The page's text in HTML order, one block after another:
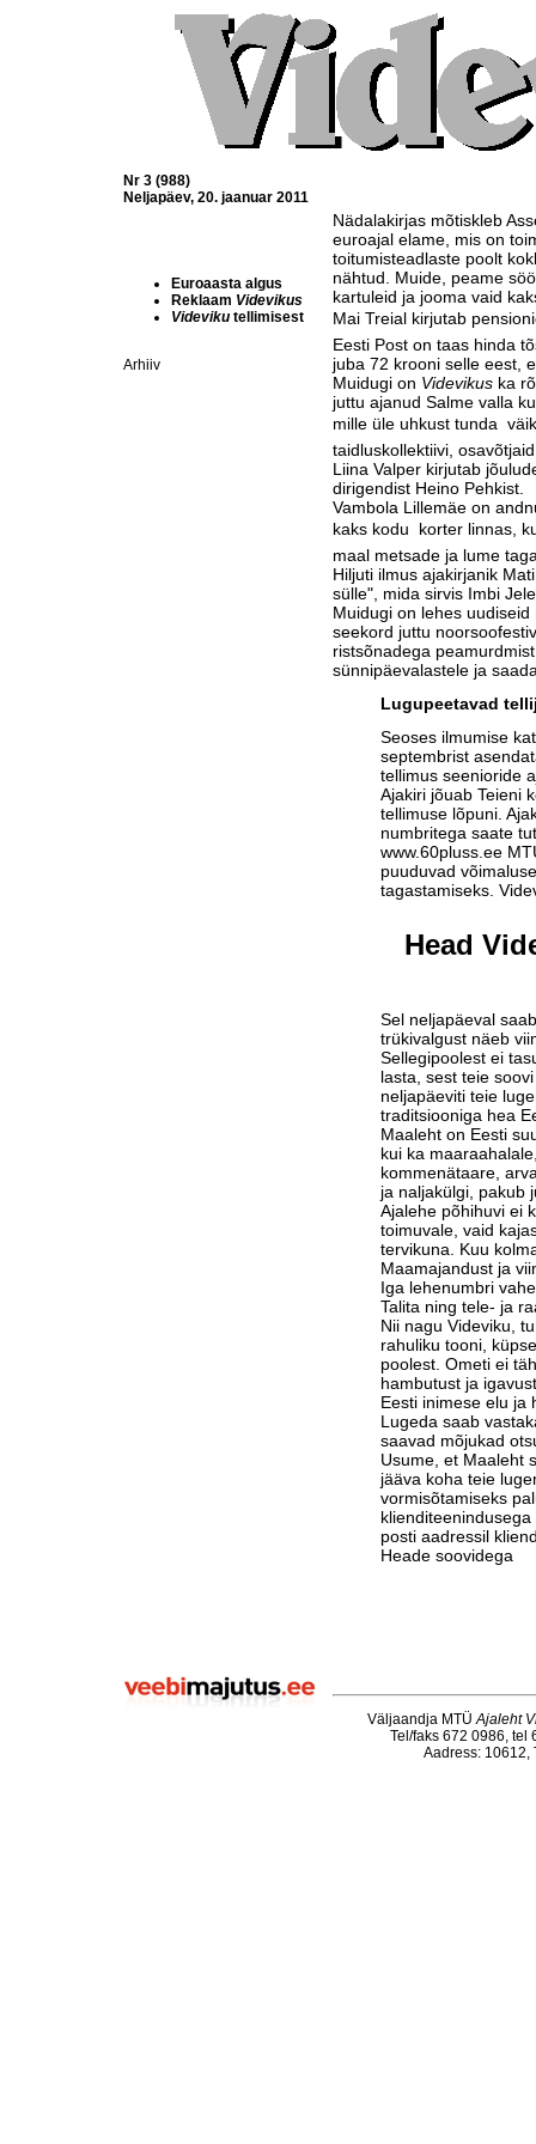
Nr 3 (988)
Neljapäev, 20. jaanuar 2011
Euroaasta algus
Reklaam Videvikus
Videviku tellimisest
Arhiiv
Nädalakirjas mõtiskleb
euroajal elame, mis on
toitumisteadlaste poolt
nähtud. Muide, peame
kartuleid ja jooma vaid
Mai Treial kirjutab
Eesti Post on taas hinda
juba 72 krooni selle eest,
Muidugi on Videvikus ka
juttu ajanud Salme valla
mille üle uhkust tunda 
taidluskollektiivi,
Liina Valper kirjutab
dirigendist Heino Pehkist.
Vambola Lillemäe on
kaks kodu  korter linnas,
maal metsade ja lume
Hiljuti ilmus ajakirjanik
sülle", mida sirvis Imbi
Muidugi on lehes
seekord juttu
ristsõnadega
sünnipäevalastele ja
Lugupeetavad
Seoses ilmumise
septembrist
tellimus seenioride
Ajakiri jõuab Teieni
tellimuse lõpuni.
numbritega saate
www.60pluss.ee
puuduvad
tagastamiseks.
Head
Sel neljapäeval
trükivalgust näeb
Sellegipoolest ei
lasta, sest teie
neljapäeviti teie
traditsiooniga hea
Maaleht on Eesti
kui ka
kommenätaare,
ja naljakülgi, pakub
Ajalehe põhihuvi ei
toimuvale, vaid
tervikuna. Kuu
Maamajandust ja
Iga lehenumbri
Talita ning tele- ja
Nii nagu Videviku,
rahuliku tooni,
poolest. Ometi ei
hambutust ja
Eesti inimese elu ja
Lugeda saab
saavad mõjukad
Usume, et Maaleht
jääva koha teie
vormisõtamiseks
posti aadressil
Heade soovidega
Väljaandja MTÜAjaleht
Tel/faks 672 0986, tel
Aadress: 10612,